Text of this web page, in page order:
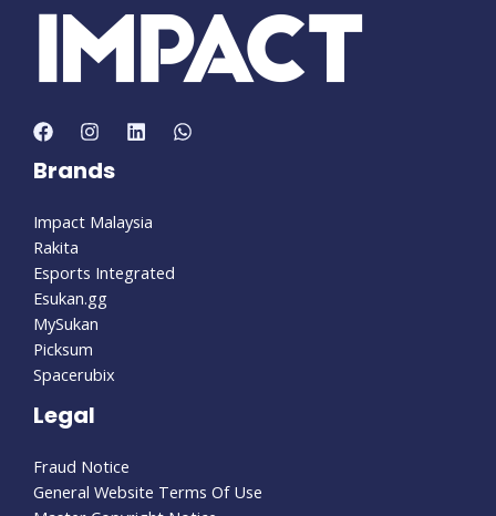
Brands
Impact Malaysia
Rakita
Esports Integrated
Esukan.gg
MySukan
Picksum
Spacerubix
Legal
Fraud Notice
General Website Terms Of Use